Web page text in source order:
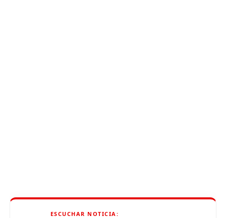
ESCUCHAR NOTICIA: